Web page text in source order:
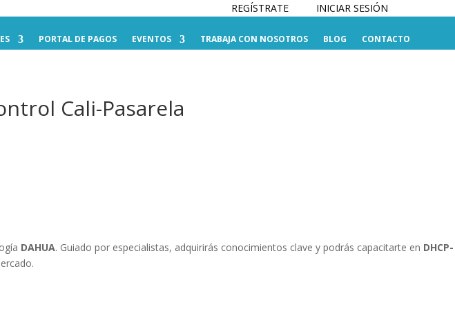
REGÍSTRATE INICIAR SESIÓN
PORTAL DE PAGOS EVENTOS TRABAJA CON NOSOTROS BLOG CONTACTO
Cali-Pasarela
DAHUA. Guiado por especialistas, adquirirás conocimientos clave y podrás capacitarte en DHCP-